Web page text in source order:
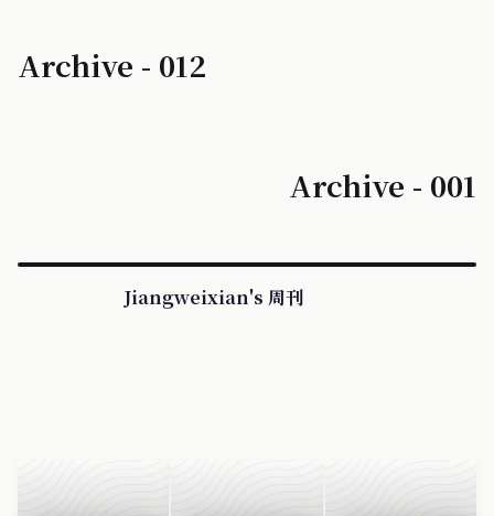
Archive - 012
Archive - 001
Jiangweixian's 周刊